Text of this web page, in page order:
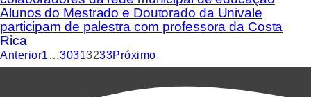
Alunos do Mestrado e Doutorado da Univale
participam de palestra com professora da Costa
Rica
Anterior1 …30313233Próximo